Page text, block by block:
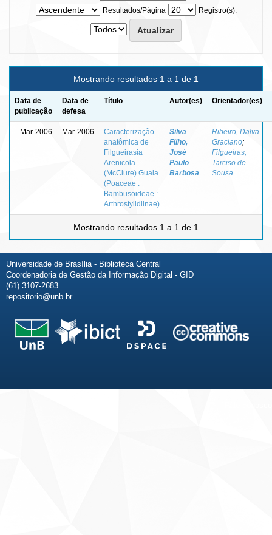
Resultados/Página
Registro(s):
Mostrando resultados 1 a 1 de 1
Data de
publicação
Data de
defesa
Título Autor(es) Orientador(es)
Mar-2006 Mar-2006
Caracterização
anatômica de
Filgueirasia
Arenicola
(McClure) Guala
(Poaceae :
Bambusoideae :
Arthrostylidiinae)
Silva
Filho,
José
Paulo
Barbosa
Ribeiro, Dalva
Graciano;
Filgueiras,
Tarciso de
Sousa
Mostrando resultados 1 a 1 de 1
Universidade de Brasília - Biblioteca Central
Coordenadoria de Gestão da Informação Digital - GID
(61) 3107-2683
repositorio@unb.br